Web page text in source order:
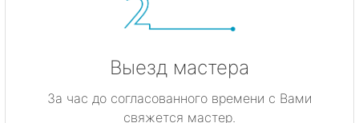
Выезд мастера
За час до согласованного времени с Вами
свяжется мастер.